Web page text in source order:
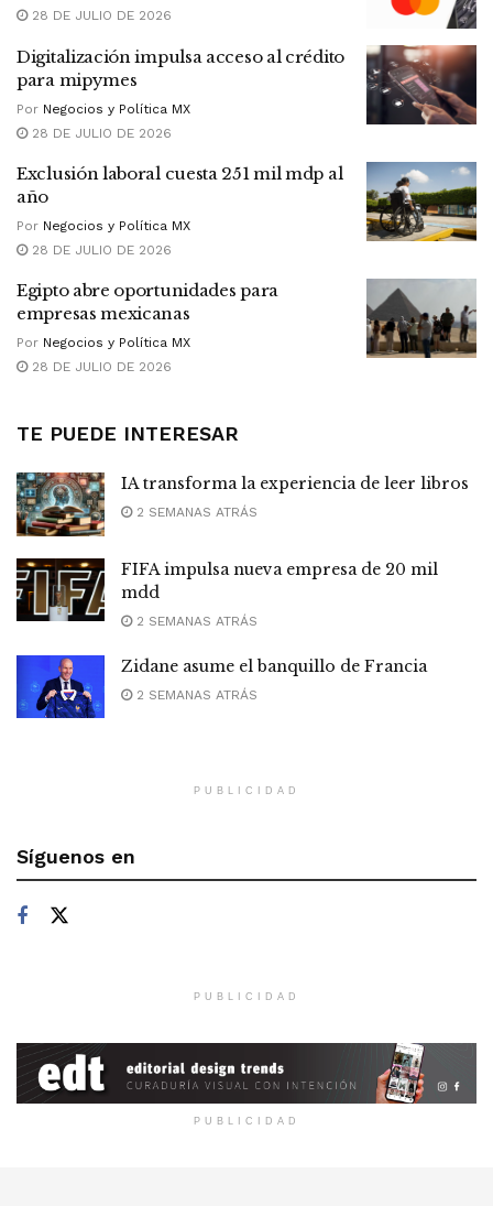
28 DE JULIO DE 2026
Digitalización impulsa acceso al crédito
para mipymes
Por Negocios y Política MX
28 DE JULIO DE 2026
Exclusión laboral cuesta 251 mil mdp al
año
Por Negocios y Política MX
28 DE JULIO DE 2026
Egipto abre oportunidades para
empresas mexicanas
Por Negocios y Política MX
28 DE JULIO DE 2026
TE PUEDE INTERESAR
IA transforma la experiencia de leer libros
2 SEMANAS ATRÁS
FIFA impulsa nueva empresa de 20 mil
mdd
2 SEMANAS ATRÁS
Zidane asume el banquillo de Francia
2 SEMANAS ATRÁS
PUBLICIDAD
Síguenos en
PUBLICIDAD
PUBLICIDAD